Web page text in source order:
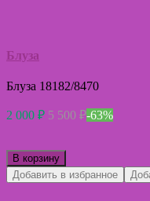
Блуза
Блуза 18182/8470
2 000 ₽ 5 500 ₽-63%
В корзину
Добавить в избранное